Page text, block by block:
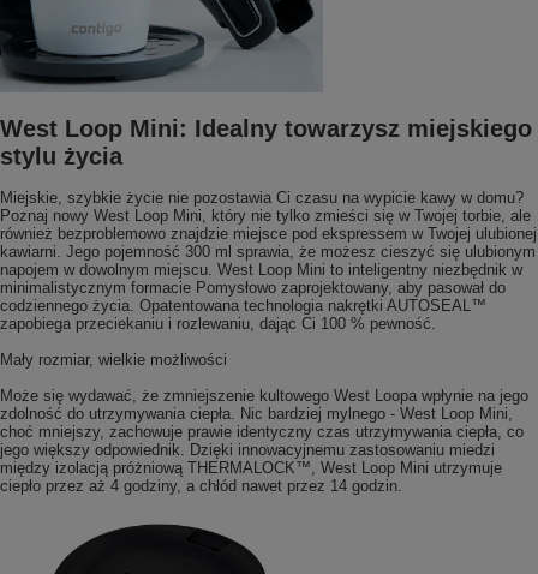
West Loop Mini: Idealny towarzysz miejskiego
stylu życia
Miejskie, szybkie życie nie pozostawia Ci czasu na wypicie kawy w domu?
Poznaj nowy West Loop Mini, który nie tylko zmieści się w Twojej torbie, ale
również bezproblemowo znajdzie miejsce pod ekspressem w Twojej ulubionej
kawiarni. Jego pojemność 300 ml sprawia, że możesz cieszyć się ulubionym
napojem w dowolnym miejscu. West Loop Mini to inteligentny niezbędnik w
minimalistycznym formacie Pomysłowo zaprojektowany, aby pasował do
codziennego życia. Opatentowana technologia nakrętki AUTOSEAL™
zapobiega przeciekaniu i rozlewaniu, dając Ci 100 % pewność.
Mały rozmiar, wielkie możliwości
Może się wydawać, że zmniejszenie kultowego West Loopa wpłynie na jego
zdolność do utrzymywania ciepła. Nic bardziej mylnego - West Loop Mini,
choć mniejszy, zachowuje prawie identyczny czas utrzymywania ciepła, co
jego większy odpowiednik. Dzięki innowacyjnemu zastosowaniu miedzi
między izolacją próżniową THERMALOCK™, West Loop Mini utrzymuje
ciepło przez aż 4 godziny, a chłód nawet przez 14 godzin.